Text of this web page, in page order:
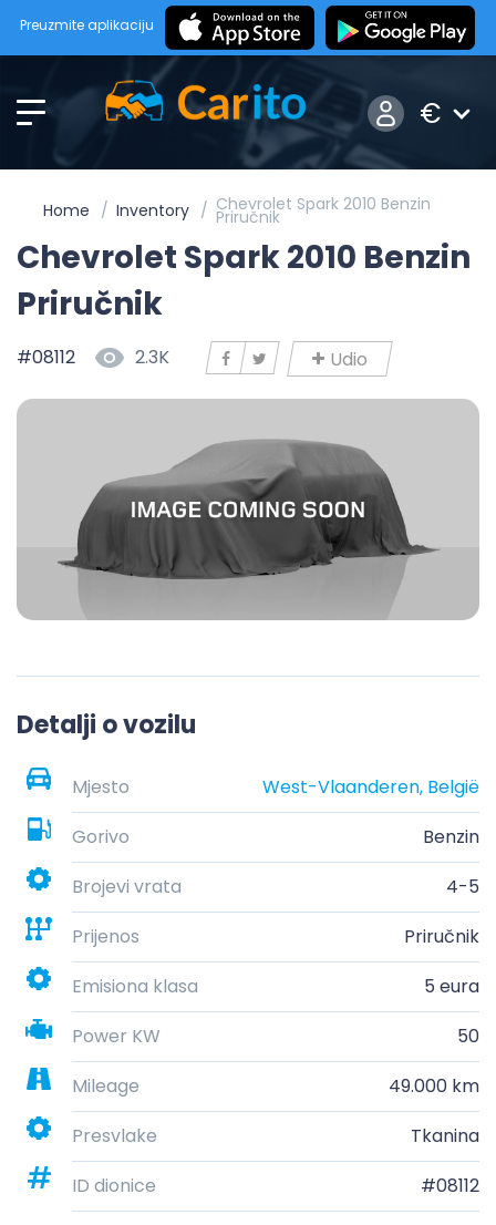
Preuzmite aplikaciju
€
Home Inventory Chevrolet Spark 2010 Benzin
Priručnik
Chevrolet Spark 2010 Benzin
Priručnik
#08112 2.3K Udio
Detalji o vozilu
Mjesto
West-Vlaanderen, België
Gorivo
Benzin
Brojevi vrata
4-5
Prijenos
Priručnik
Emisiona klasa
5 eura
Power KW
50
Mileage
49.000 km
Presvlake
Tkanina
ID dionice
#08112